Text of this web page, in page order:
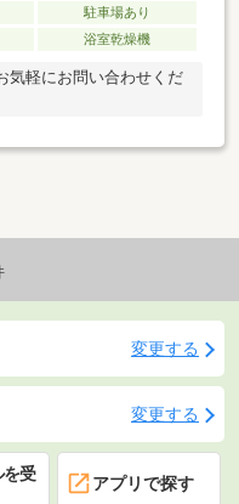
駐車場あり
浴室乾燥機
気軽にお問い合わせくだ
変更する
変更する
を受
アプリで探す